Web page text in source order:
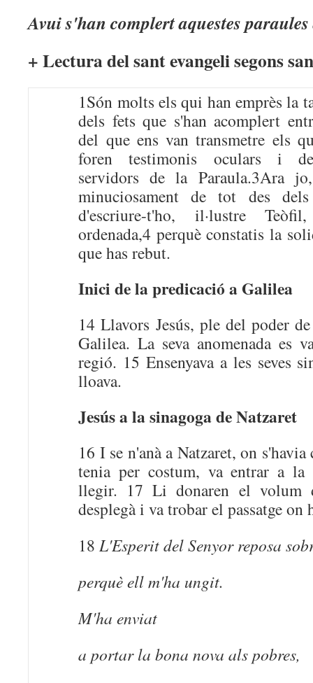
Avui s'han complert aquestes
+ Lectura del sant evangeli segons
1Són molts els qui han emprès la
dels fets que s'han acomplert
del que ens van transmetre els
foren testimonis oculars i
servidors de la Paraula.3Ara
minuciosament de tot des
d'escriure-t'ho, il·lustre
ordenada,4 perquè constatis la
que has rebut.
Inici de la predicació a Galilea
14 Llavors Jesús, ple del poder
Galilea. La seva anomenada es
regió. 15 Ensenyava a les seves
lloava.
Jesús a la sinagoga de Natzaret
16 I se n'anà a Natzaret, on
tenia per costum, va entrar a la
llegir. 17 Li donaren el volum
desplegà i va trobar el passatge on
18L'Esperit del Senyor reposa
perquè ell m'ha ungit.
M'ha enviat
a portar la bona nova als pobres,